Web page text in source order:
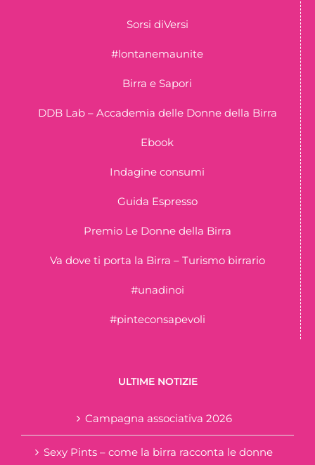
Sorsi diVersi
#lontanemaunite
Birra e Sapori
DDB Lab – Accademia delle Donne della Birra
Ebook
Indagine consumi
Guida Espresso
Premio Le Donne della Birra
Va dove ti porta la Birra – Turismo birrario
#unadinoi
#pinteconsapevoli
ULTIME NOTIZIE
Campagna associativa 2026
Sexy Pints – come la birra racconta le donne